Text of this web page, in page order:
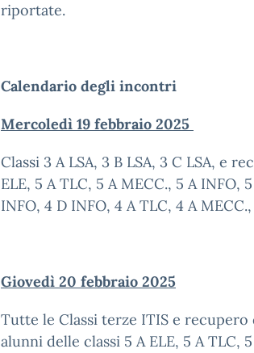
riportate.
Calendario degli incontri
Mercoledì 19 febbraio 2025
Classi 3 A LSA, 3 B LSA, 3 C LSA, e
ELE, 5 A TLC, 5 A MECC., 5 A INFO,
INFO, 4 D INFO, 4 A TLC, 4 A
Giovedì 20 febbraio 2025
Tutte le Classi terze ITIS e
alunni delle classi 5 A ELE, 5 A TLC,